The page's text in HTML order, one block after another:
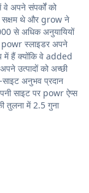
अपने संपर्कों को
सक्षम थे और grow ने
से अधिक अनुयायियों
powr स्लाइडर अपने
में हैं क्योंकि वे added
उत्पादों को अच्छी
अनुभव प्रदान
साइट पर powr ऐप्स
तुलना में 2.5 गुना